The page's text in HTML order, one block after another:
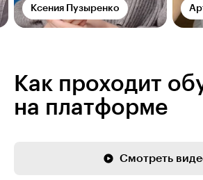
Ксения Пузыренко
Как проходит
на платформе
Смотреть